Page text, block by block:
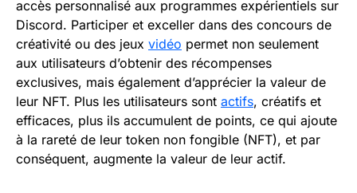
accès personnalisé aux programmes expérientiels sur
Discord. Participer et exceller dans des concours de
créativité ou des jeux vidéo permet non seulement
aux utilisateurs d’obtenir des récompenses
exclusives, mais également d’apprécier la valeur de
leur NFT. Plus les utilisateurs sont actifs, créatifs et
efficaces, plus ils accumulent de points, ce qui ajoute
à la rareté de leur token non fongible (NFT), et par
conséquent, augmente la valeur de leur actif.